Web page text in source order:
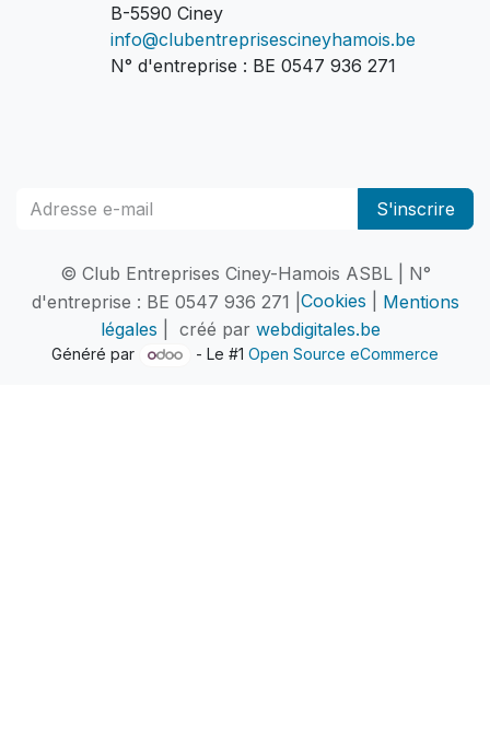
B-5590 Ciney
info@clubentreprisescineyhamois.be
N° d'entreprise : BE 0547 936 271
S'inscrire
© Club Entreprises Ciney-Hamois ASBL | N°
d'entreprise : BE 0547 936 271 | Cookies
Mentions
légales | créé par webdigitales.be
Généré par - Le #1Open Source eCommerce